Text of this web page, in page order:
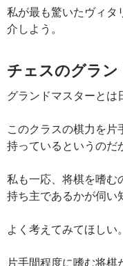
私が最も驚いたヴィタ
介しよう。
チェスのグラン
グランドマスターとは
このクラスの棋力を
持っているというのだ
私も一応、将棋を嗜む
持ち主であるかが伺い
よく考えてみてほしい。
片手間程度に嗜む将棋